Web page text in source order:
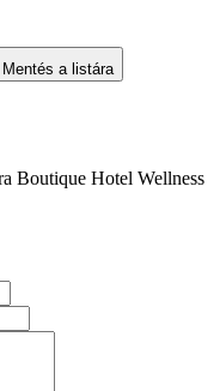
Mentés a listára
Boutique Hotel Wellness